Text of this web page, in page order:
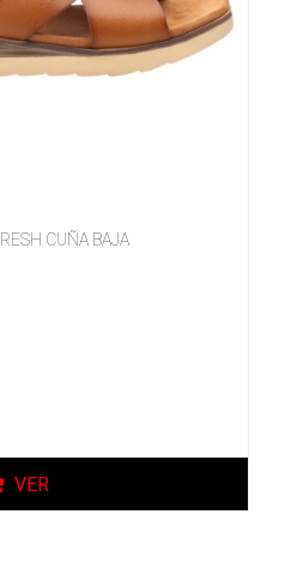
CUÑA BAJA
VER